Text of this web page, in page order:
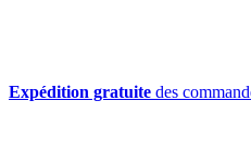
Expédition gratuite des